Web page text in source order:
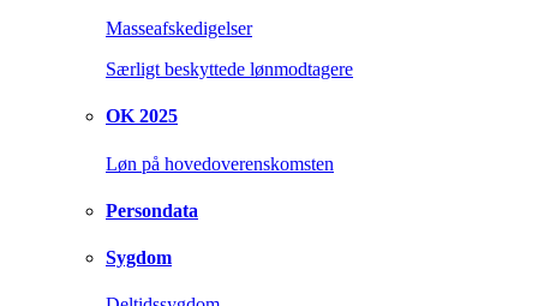
Masseafskedigelser
Særligt beskyttede lønmodtagere
OK 2025
Løn på hovedoverenskomsten
Persondata
Sygdom